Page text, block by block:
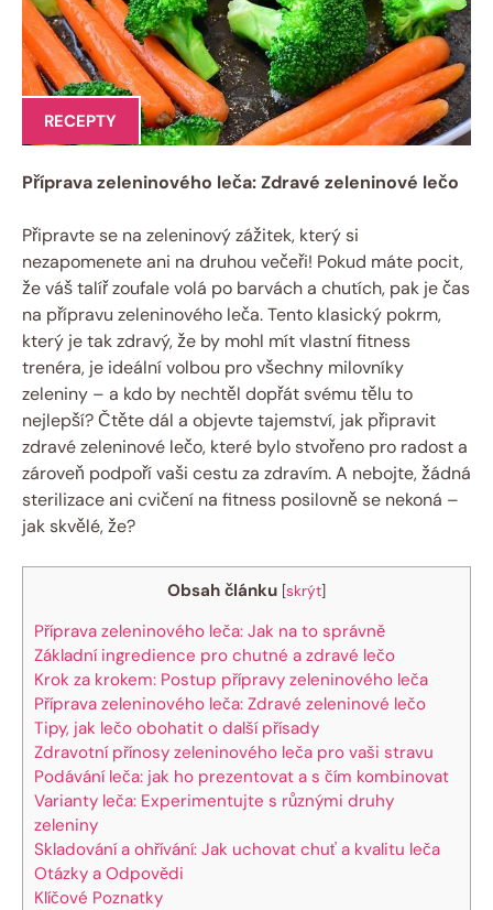
RECEPTY
Příprava zeleninového leča: Zdravé zeleninové lečo
Připravte se na zeleninový zážitek, který si
nezapomenete ani na druhou večeři! Pokud máte pocit,
že váš talíř zoufale volá po barvách a chutích, pak je čas
na přípravu zeleninového leča. Tento klasický pokrm,
který je tak zdravý, že by mohl mít vlastní fitness
trenéra, je ideální volbou pro všechny milovníky
zeleniny – a kdo by nechtěl dopřát svému tělu to
nejlepší? Čtěte dál a objevte tajemství, jak připravit
zdravé zeleninové lečo, které bylo stvořeno pro radost a
zároveň podpoří vaši cestu za zdravím. A nebojte, žádná
sterilizace ani cvičení na fitness posilovně se nekoná –
jak skvělé, že?
Obsah článku [skrýt]
Příprava zeleninového leča: Jak na to správně
Základní ingredience pro chutné a zdravé lečo
Krok za krokem: Postup přípravy zeleninového leča
Příprava zeleninového leča: Zdravé zeleninové lečo
Tipy, jak lečo obohatit o další přísady
Zdravotní přínosy zeleninového leča pro vaši stravu
Podávání leča: jak ho prezentovat a s čím kombinovat
Varianty leča: Experimentujte s různými druhy
zeleniny
Skladování a ohřívání: Jak uchovat chuť a kvalitu leča
Otázky a Odpovědi
Klíčové Poznatky